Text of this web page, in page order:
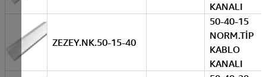
KANALI
ZEZEY.NK.50-15-40
50-40-15
NORM.TİP
KABLO
KANALI